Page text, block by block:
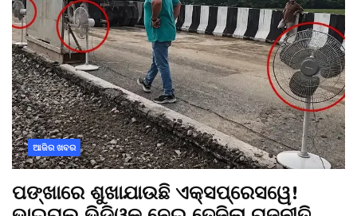
ଆଜିର ଖବର
ପଙ୍ଖାରେ ଶୁଖାଯାଉଛି ଏକ୍ସପ୍ରେସୱେ!